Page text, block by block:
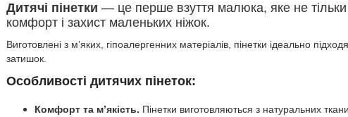
Дитячі пінетки — це перше взуття малюка, яке не тільки
комфорт і захист маленьких ніжок.
Виготовлені з м’яких, гіпоалергенних матеріалів, пінетки ідеально
затишок.
Особливості дитячих пінеток:
Комфорт та м’якість. Пінетки виготовляються з натуральних